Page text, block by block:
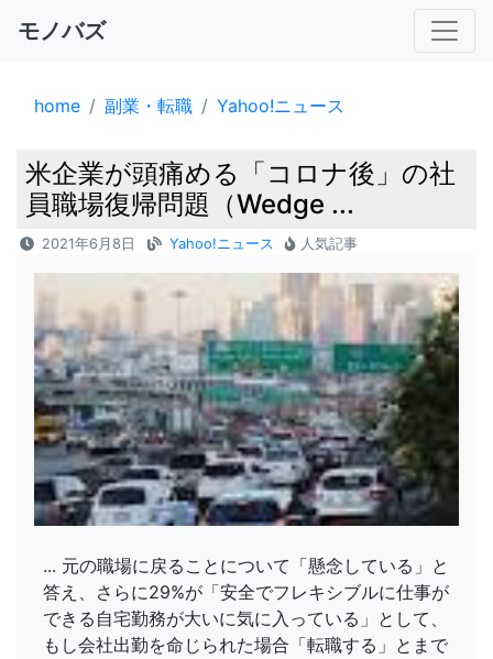
モノバズ
home 副業・転職 Yahoo!ニュース
米企業が頭痛める「コロナ後」の社
員職場復帰問題（Wedge ...
2021年6月8日 Yahoo!ニュース 人気記事
... 元の職場に戻ることについて「懸念している」と
答え、さらに29%が「安全でフレキシブルに仕事が
できる自宅勤務が大いに気に入っている」として、
もし会社出勤を命じられた場合「転職する」とまで